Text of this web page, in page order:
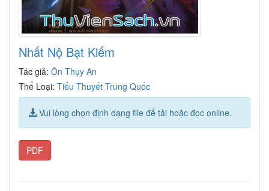
Nhất Nộ Bạt Kiếm
Tác giả: Ôn Thụy An
Thể Loại: Tiểu Thuyết Trung Quốc
Vui lòng chọn định dạng file để tải hoặc đọc online.
PDF